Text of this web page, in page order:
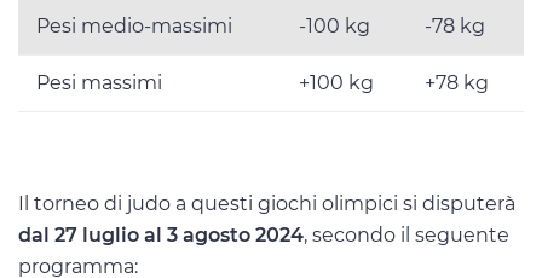
Pesi medio-massimi -100 kg -78 kg
Pesi massimi +100 kg +78 kg
Il torneo di judo a questi giochi olimpici si disputerà
dal 27 luglio al 3 agosto 2024, secondo il seguente
programma: